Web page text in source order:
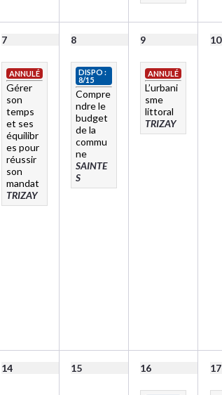
7
ANNULÉ
Gérer
son
temps
et ses
équilibr
es pour
réussir
son
mandat
TRIZAY
8
DISPO :
8/15
Compre
ndre le
budget
de la
commu
ne
SAINTE
S
9
ANNULÉ
L’urbani
sme
littoral
TRIZAY
10
14 15 16 17